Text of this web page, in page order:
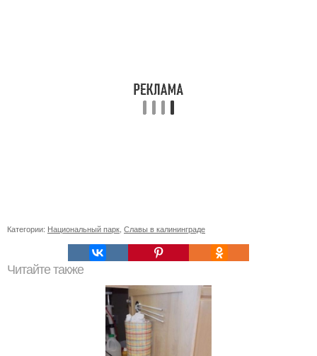
Категории: Национальный парк Славы в калининграде
Читайте также